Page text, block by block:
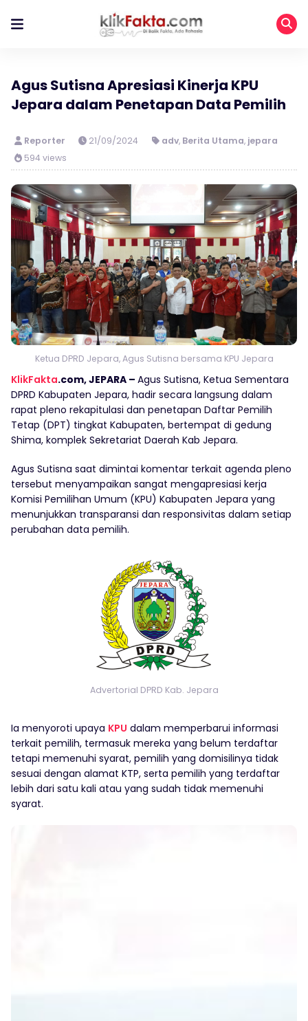
Agus Sutisna Apresiasi Kinerja KPU
Jepara dalam Penetapan Data Pemilih
Reporter 21/09/2024 adv, Berita Utama, jepara
594 views
Ketua DPRD Jepara, Agus Sutisna bersama KPU Jepara
KlikFakta.com, JEPARA – Agus Sutisna, Ketua Sementara
DPRD Kabupaten Jepara, hadir secara langsung dalam
rapat pleno rekapitulasi dan penetapan Daftar Pemilih
Tetap (DPT) tingkat Kabupaten, bertempat di gedung
Shima, komplek Sekretariat Daerah Kab Jepara.
Agus Sutisna saat dimintai komentar terkait agenda pleno
tersebut menyampaikan sangat mengapresiasi kerja
Komisi Pemilihan Umum (KPU) Kabupaten Jepara yang
menunjukkan transparansi dan responsivitas dalam setiap
perubahan data pemilih.
Advertorial DPRD Kab. Jepara
Ia menyoroti upaya KPU dalam memperbarui informasi
terkait pemilih, termasuk mereka yang belum terdaftar
tetapi memenuhi syarat, pemilih yang domisilinya tidak
sesuai dengan alamat KTP, serta pemilih yang terdaftar
lebih dari satu kali atau yang sudah tidak memenuhi
syarat.